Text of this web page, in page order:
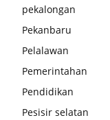
pekalongan
Pekanbaru
Pelalawan
Pemerintahan
Pendidikan
Pesisir selatan